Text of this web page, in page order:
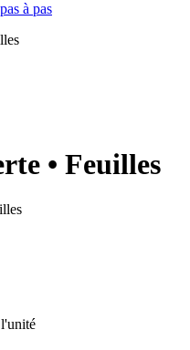
à pas
• Feuilles